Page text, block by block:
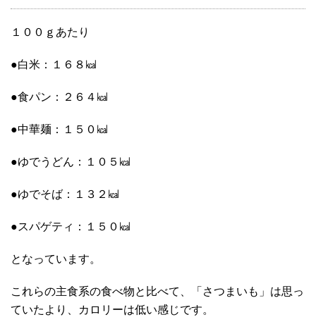
１００ｇあたり
●白米：１６８㎉
●食パン：２６４㎉
●中華麺：１５０㎉
●ゆでうどん：１０５㎉
●ゆでそば：１３２㎉
●スパゲティ：１５０㎉
となっています。
これらの主食系の食べ物と比べて、「さつまいも」は思っ
ていたより、カロリーは低い感じです。